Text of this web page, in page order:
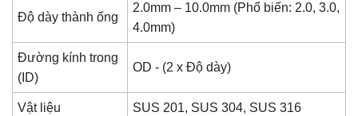
Độ dày thành ống
2.0mm – 10.0mm (Phổ biến: 2.0, 3.0,
4.0mm)
Đường kính trong
(ID)
OD - (2 x Độ dày)
Vật liệu SUS 201, SUS 304, SUS 316